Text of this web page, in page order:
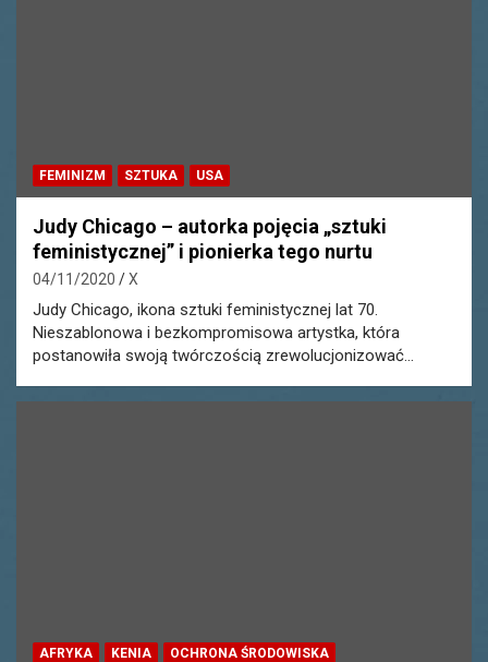
FEMINIZM SZTUKA USA
Judy Chicago – autorka pojęcia „sztuki
feministycznej” i pionierka tego nurtu
04/11/2020 X
Judy Chicago, ikona sztuki feministycznej lat 70.
Nieszablonowa i bezkompromisowa artystka, która
postanowiła swoją twórczością zrewolucjonizować…
AFRYKA KENIA OCHRONA ŚRODOWISKA